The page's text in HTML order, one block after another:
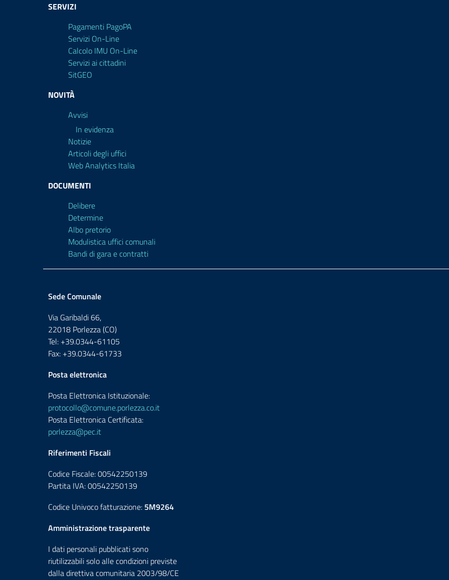
SERVIZI
Pagamenti PagoPA
Servizi On-Line
Calcolo IMU On-Line
Servizi ai cittadini
SitGEO
NOVITÀ
Avvisi
In evidenza
Notizie
Articoli degli uffici
Web Analytics Italia
DOCUMENTI
Delibere
Determine
Albo pretorio
Modulistica uffici comunali
Bandi di gara e contratti
Sede Comunale
Via Garibaldi 66,
22018 Porlezza (CO)
Tel: +39.0344-61105
Fax: +39.0344-61733
Posta elettronica
Posta Elettronica Istituzionale:
protocollo@comune.porlezza.co.it
Posta Elettronica Certificata:
porlezza@pec.it
Riferimenti Fiscali
Codice Fiscale: 00542250139
Partita IVA: 00542250139
Codice Univoco fatturazione: 5M9264
Amministrazione trasparente
I dati personali pubblicati sono
riutilizzabili solo alle condizioni previste
dalla direttiva comunitaria 2003/98/CE